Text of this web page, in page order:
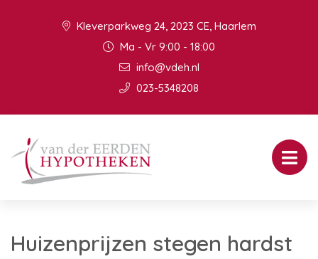
Kleverparkweg 24, 2023 CE, Haarlem
Ma - Vr 9:00 - 18:00
info@vdeh.nl
023-5348208
Huizenprijzen stegen hardst